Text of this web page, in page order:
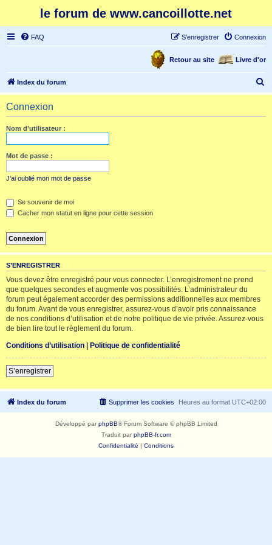
le forum de www.cancoillotte.net
FAQ Connexion
S’enregistrer
Livre d'or
Retour au site
Index du forum
e
Connexion
Nom d’utilisateur :
Mot de passe :
J’ai oublié mon mot de passe
Se souvenir de moi
Cacher mon statut en ligne pour cette session
S’ENREGISTRER
Vous devez être enregistré pour vous connecter. L’enregistrement ne prend
que quelques secondes et augmente vos possibilités. L’administrateur du
forum peut également accorder des permissions additionnelles aux membres
du forum. Avant de vous enregistrer, assurez-vous d’avoir pris connaissance
de nos conditions d’utilisation et de notre politique de vie privée. Assurez-vous
de bien lire tout le règlement du forum.
Conditions d’utilisation | Politique de confidentialité
S’enregistrer
Index du forum Heures au format UTC+02:00
Supprimer les cookies
Développé parphpBB® Forum Software © phpBB Limited
Traduit parphpBB-fr.com
Confidentialité | Conditions